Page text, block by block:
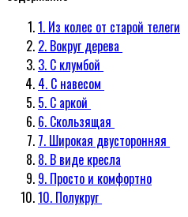
1. Из колес от старой телеги
2. Вокруг дерева
3. С клумбой
4. С навесом
5. С аркой
6. Скользящая
7. Широкая двусторонняя
8. В виде кресла
9. Просто и комфортно
10. Полукруг